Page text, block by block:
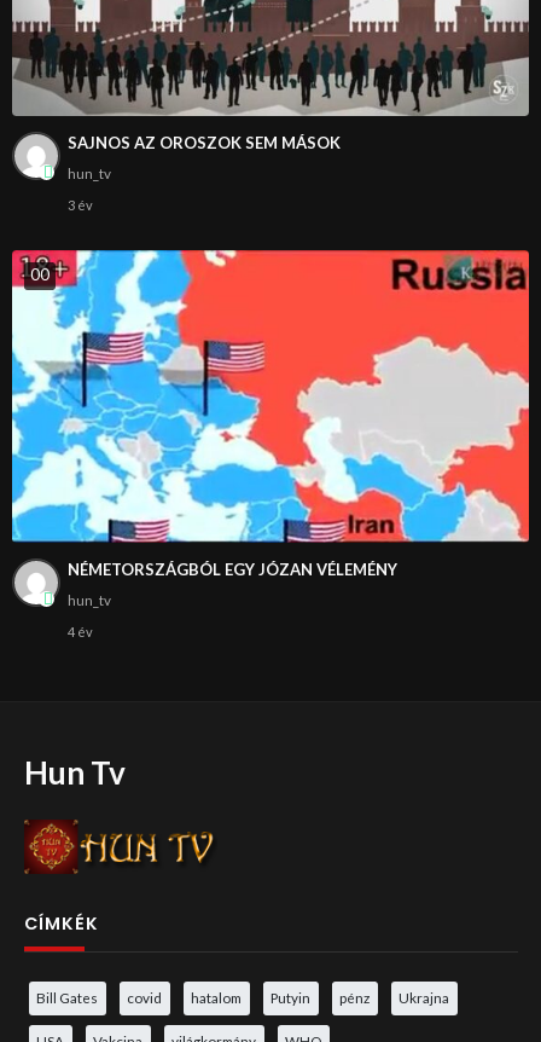
SAJNOS AZ OROSZOK SEM MÁSOK
hun_tv
3 év
00
NÉMETORSZÁGBÓL EGY JÓZAN VÉLEMÉNY
hun_tv
4 év
Hun Tv
CÍMKÉK
Bill Gates covid hatalom Putyin pénz Ukrajna